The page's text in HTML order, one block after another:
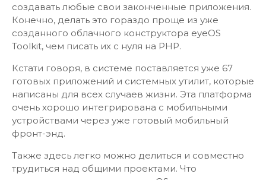
создавать любые свои законченные приложения.
Конечно, делать это гораздо проще из уже
созданного облачного конструктора eyeOS
Toolkit, чем писать их с нуля на PHP.
Кстати говоря, в системе поставляется уже 67
готовых приложений и системных утилит, которые
написаны для всех случаев жизни. Эта платформа
очень хорошо интегрирована с мобильными
устройствами через уже готовый мобильный
фронт-энд.
Также здесь легко можно делиться и совместно
трудиться над общими проектами. Что